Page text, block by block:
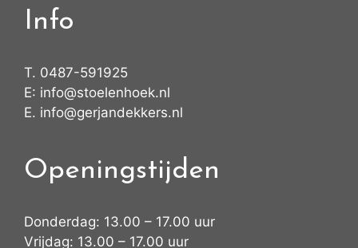
Info
T. 0487-591925
E: info@stoelenhoek.nl
E. info@gerjandekkers.nl
Openingstijden
Donderdag: 13.00 – 17.00 uur
Vrijdag: 13.00 – 17.00 uur